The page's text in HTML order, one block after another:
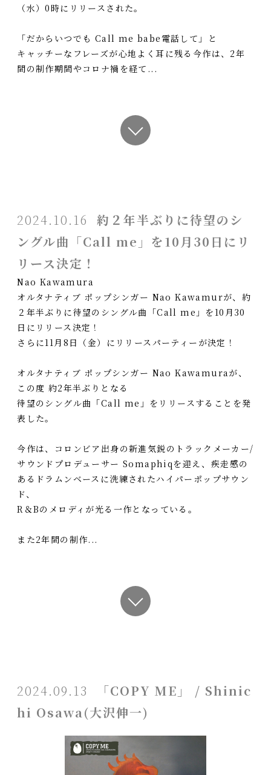
（水）0時にリリースされた。
「だからいつでも Call me babe電話して」と
キャッチーなフレーズが心地よく耳に残る今作は、2年
間の制作期間やコロナ禍を経て...
2024.10.16
約２年半ぶりに待望のシ
ングル曲「Call me」を10月30日にリ
リース決定！
Nao Kawamura
オルタナティブ ポップシンガー Nao Kawamurが、約
２年半ぶりに待望のシングル曲「Call me」を10月30
日にリリース決定！
さらに11月8日（金）にリリースパーティーが決定！
オルタナティブ ポップシンガー Nao Kawamuraが、
この度 約2年半ぶりとなる
待望のシングル曲「Call me」をリリースすることを発
表した。
今作は、コロンビア出身の新進気鋭のトラックメーカー/
サウンドプロデューサー Somaphiqを迎え、疾走感の
あるドラムンベースに洗練されたハイパーポップサウン
ド、
R＆Bのメロディが光る一作となっている。
また2年間の制作...
2024.09.13
「COPY ME」 / Shinic
hi Osawa(大沢伸一)